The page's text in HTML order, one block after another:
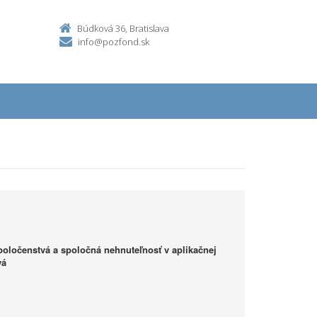
Búdková 36, Bratislava
info@pozfond.sk
a spoločná nehnuteľnosť v aplikačnej